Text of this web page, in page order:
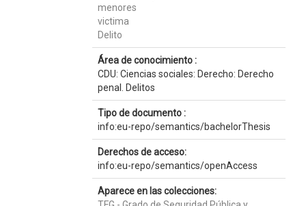
menores
victima
Delito
Área de conocimiento :
CDU: Ciencias sociales: Derecho: Derecho
penal. Delitos
Tipo de documento :
info:eu-repo/semantics/bachelorThesis
Derechos de acceso:
info:eu-repo/semantics/openAccess
Aparece en las colecciones: